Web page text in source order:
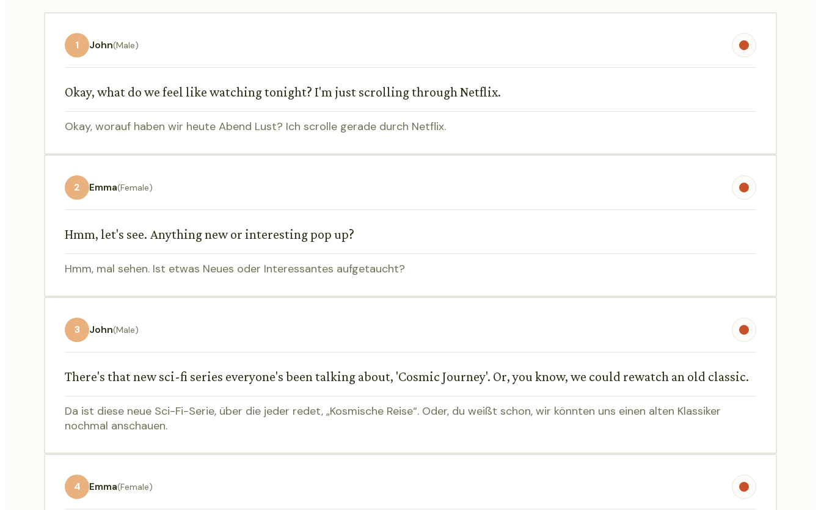
1 John(Male)
Okay, what do we feel like watching tonight? I'm just scrolling through Netflix.
Okay, worauf haben wir heute Abend Lust? Ich scrolle gerade durch Netflix.
2 Emma(Female)
Hmm, let's see. Anything new or interesting pop up?
Hmm, mal sehen. Ist etwas Neues oder Interessantes aufgetaucht?
3 John(Male)
There's that new sci-fi series everyone's been talking about, 'Cosmic Journey'. Or, you know, we could rewatch an old classic.
Da ist diese neue Sci-Fi-Serie, über die jeder redet, „Kosmische Reise“. Oder, du weißt schon, wir könnten uns einen alten Klassiker
nochmal anschauen.
4 Emma(Female)